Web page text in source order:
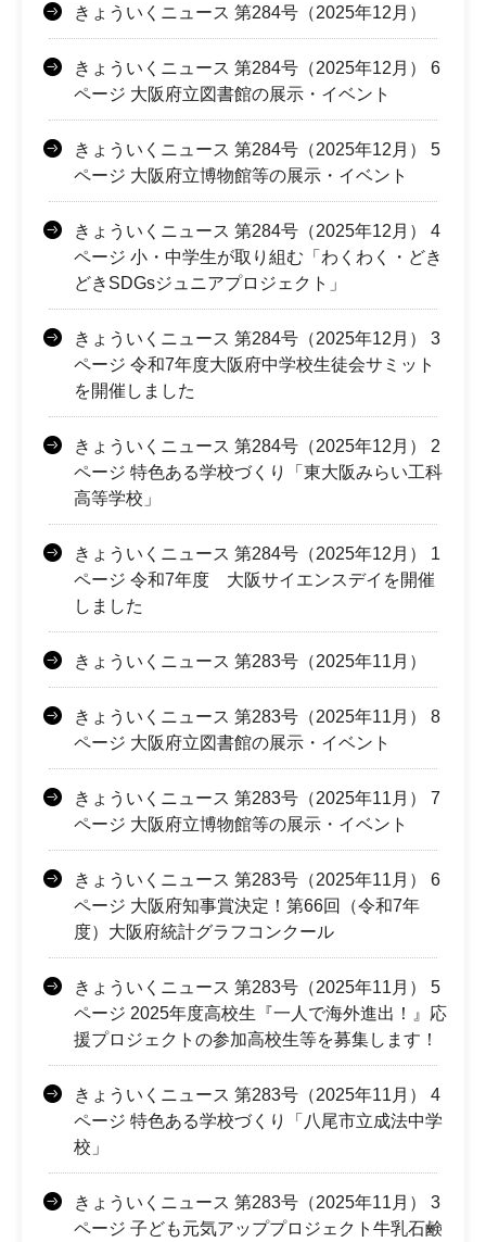
きょういくニュース 第284号（2025年12月）
きょういくニュース 第284号（2025年12月） 6
ページ 大阪府立図書館の展示・イベント
きょういくニュース 第284号（2025年12月） 5
ページ 大阪府立博物館等の展示・イベント
きょういくニュース 第284号（2025年12月） 4
ページ 小・中学生が取り組む「わくわく・どき
どきSDGsジュニアプロジェクト」
きょういくニュース 第284号（2025年12月） 3
ページ 令和7年度大阪府中学校生徒会サミット
を開催しました
きょういくニュース 第284号（2025年12月） 2
ページ 特色ある学校づくり「東大阪みらい工科
高等学校」
きょういくニュース 第284号（2025年12月） 1
ページ 令和7年度 大阪サイエンスデイを開催
しました
きょういくニュース 第283号（2025年11月）
きょういくニュース 第283号（2025年11月） 8
ページ 大阪府立図書館の展示・イベント
きょういくニュース 第283号（2025年11月） 7
ページ 大阪府立博物館等の展示・イベント
きょういくニュース 第283号（2025年11月） 6
ページ 大阪府知事賞決定！第66回（令和7年
度）大阪府統計グラフコンクール
きょういくニュース 第283号（2025年11月） 5
ページ 2025年度高校生『一人で海外進出！』応
援プロジェクトの参加高校生等を募集します！
きょういくニュース 第283号（2025年11月） 4
ページ 特色ある学校づくり「八尾市立成法中学
校」
きょういくニュース 第283号（2025年11月） 3
ページ 子ども元気アッププロジェクト牛乳石鹸